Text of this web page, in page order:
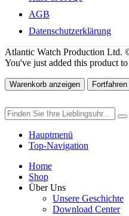
AGB
Datenschutzerklärung
Atlantic Watch Production Ltd.
You've just added this product to
Warenkorb anzeigen Fortfahren
Hauptmenü
Top-Navigation
Home
Shop
Über Uns
Unsere Geschichte
Download Center